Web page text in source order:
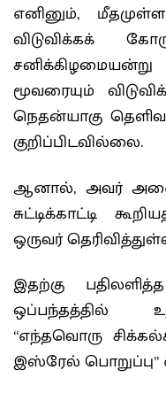
எனினும்,
விடுவிக்கக்
மூவரையும்
நெதன்யாகு
குறிப்பிடவில்லை.
ஆனால், அவர்
சுட்டிக்காட்டி
ஒருவர்
இதற்கு
ஒப்பந்தத்தில்
“எந்தவொரு
இஸ்ரேல் பொறுப்பு”